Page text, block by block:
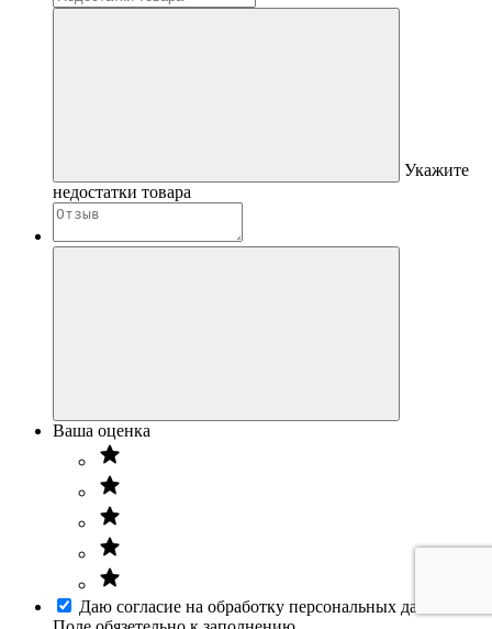
Укажите
недостатки товара
Ваша оценка
Даю согласие на обработку персональных данных